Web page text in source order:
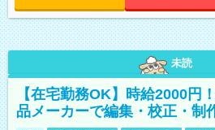
未読
【在宅勤務OK】時給2000円
品メーカーで編集・校正・制